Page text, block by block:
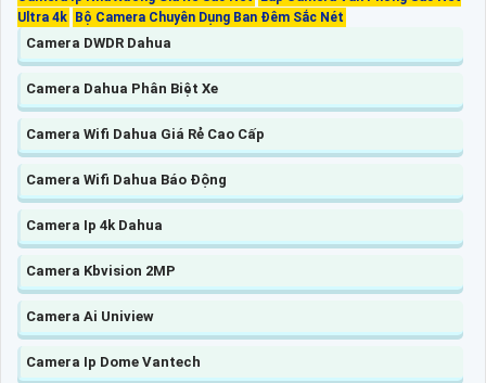
Ultra 4k
Bộ Camera Chuyên Dụng Ban Đêm Sắc Nét
Camera DWDR Dahua
Camera Dahua Phân Biệt Xe
Camera Wifi Dahua Giá Rẻ Cao Cấp
Camera Wifi Dahua Báo Động
Camera Ip 4k Dahua
Camera Kbvision 2MP
Camera Ai Uniview
Camera Ip Dome Vantech